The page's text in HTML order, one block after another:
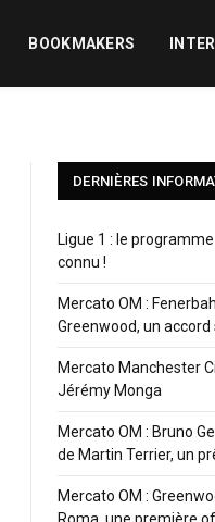
BOOKMAKERS
DERNIÈRES
Ligue 1 : le
connu !
Mercato OM :
Greenwood, un
Mercato Manchester
Jérémy Monga
Mercato OM : Bruno
de Martin Terrier, un
Mercato OM :